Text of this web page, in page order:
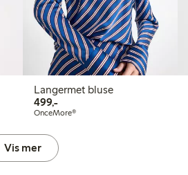
Langermet bluse
499,-499,00 kr
OnceMore®
Vis mer